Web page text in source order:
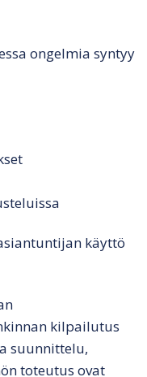
ongelmia syntyy
käyttö
kilpailutus
suunnittelu,
toteutus ovat